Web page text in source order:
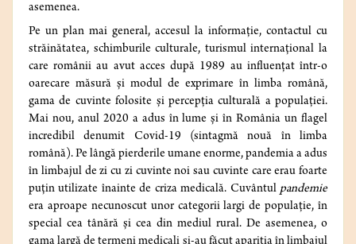
asemenea.
Pe un plan mai general, accesul la informație, contactul cu
străinătatea, schimburile culturale, turismul internațional la
care românii au avut acces după 1989 au influențat într-o
oarecare măsură și modul de exprimare în limba română,
gama de cuvinte folosite și percepția culturală a populației.
Mai nou, anul 2020 a adus în lume și în România un flagel
incredibil denumit Covid-19 (sintagmă nouă în limba
română). Pe lângă pierderile umane enorme, pandemia a adus
în limbajul de zi cu zi cuvinte noi sau cuvinte care erau foarte
puțin utilizate înainte de criza medicală. Cuvântul pandemie
era aproape necunoscut unor categorii largi de populație, în
special cea tânără și cea din mediul rural. De asemenea, o